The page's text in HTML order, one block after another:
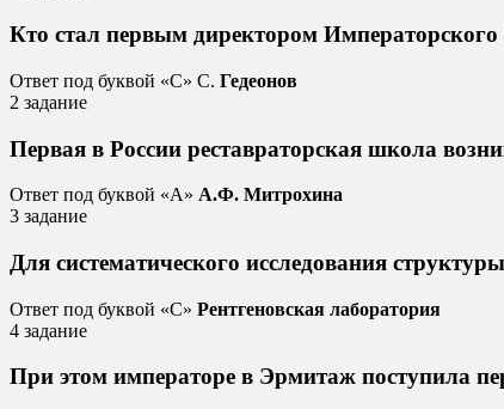
Кто стал первым директором
Ответ под буквой «C» С. Гедеонов
2 задание
Первая в России реставраторская школа
Ответ под буквой «А» А.Ф. Митрохина
3 задание
Для систематического исследования
Ответ под буквой «C» Рентгеновская лаборатория
4 задание
При этом императоре в Эрмитаж поступила